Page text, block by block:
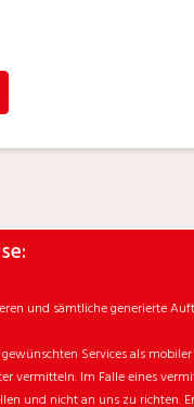
und sämtliche generierte
Services als
vermitteln. Im Falle eines
und nicht an uns zu richten.